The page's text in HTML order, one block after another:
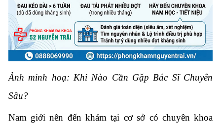
Ảnh minh hoạ: Khi Nào Cần Gặp Bác Sĩ Chuyên
Sâu?
Nam giới nên đến khám tại cơ sở có chuyên khoa